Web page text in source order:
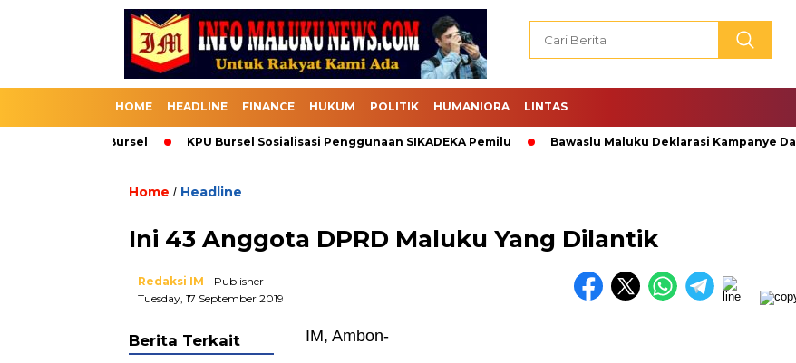
HOME HEADLINE FINANCE HUKUM POLITIK HUMANIORA LINTAS
Melalui Bursel KPU Bursel Sosialisasi Penggunaan SIKADEKA Pemilu Bawaslu Maluku Deklarasi Kampanye Damai.
Home / Headline
Ini 43 Anggota DPRD Maluku Yang Dilantik
Redaksi IM - Publisher
Tuesday, 17 September 2019
IM, Ambon-
Berita Terkait